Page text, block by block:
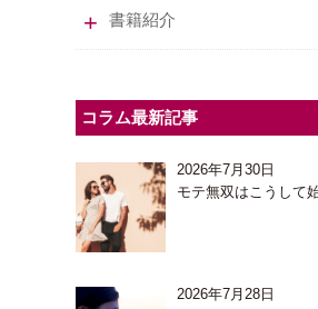
書籍紹介
コラム最新記事
2026年7月30日
モテ無双はこうして
2026年7月28日